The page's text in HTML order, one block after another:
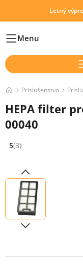
Letný
HlavníMenu
Príslušenstvo
HEPA filter
00040
Hodnocení: 5 z 5 (3
5(3)